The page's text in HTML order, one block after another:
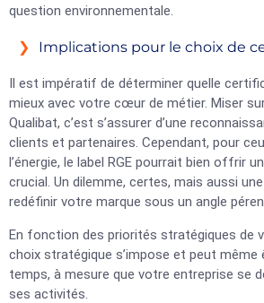
question environnementale.
Implications pour le choix de
Il est impératif de déterminer quelle
mieux avec votre cœur de métier. Miser
Qualibat, c’est s’assurer d’une
clients et partenaires. Cependant, pour
l’énergie, le label RGE pourrait bien offrir
crucial. Un dilemme, certes, mais aussi
redéfinir votre marque sous un angle
En fonction des priorités stratégiques de
choix stratégique s’impose et peut même
temps, à mesure que votre entreprise se
ses activités.